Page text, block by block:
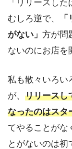
「リリースし
むしろ逆で、
がない」 方が問
ないのにお店を
私も散々いろい
が、 リリースし
なったのはスタ
てやることがな
とがないのは初